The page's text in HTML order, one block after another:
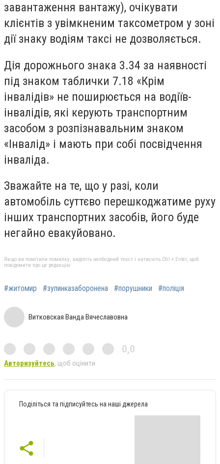
завантаження вантажу), очікувати
клієнтів з увімкненим таксометром у зоні
дії знаку водіям таксі не дозволяється.
Дія дорожнього знака 3.34 за наявності
під знаком таблички 7.18 «Крім
інвалідів» не поширюється на водіїв-
інвалідів, які керують транспортним
засобом з розпізнавальним знаком
«Інвалід» і мають при собі посвідчення
інваліда.
Зважайте на те, що у разі, коли
автомобіль суттєво перешкоджатиме руху
інших транспортних засобів, його буде
негайно евакуйовано.
Якщо ви помітили помилку, виділіть необхідний текст і натисніть Ctrl + Enter, щоб
повідомити про це редакцію
#житомир #зупинказаборонена #порушники #поліція
Витковская Ванда Вячеславовна
0,0
Авторизуйтесь, щоб оцінити
Поділіться та підписуйтесь на наші джерела